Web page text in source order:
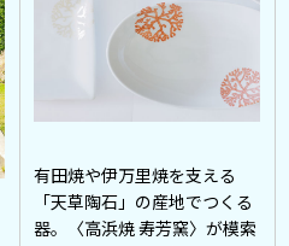
有田焼や伊万里焼を支える
「天草陶石」の産地でつくる
器。〈高浜焼 寿芳窯〉が模索